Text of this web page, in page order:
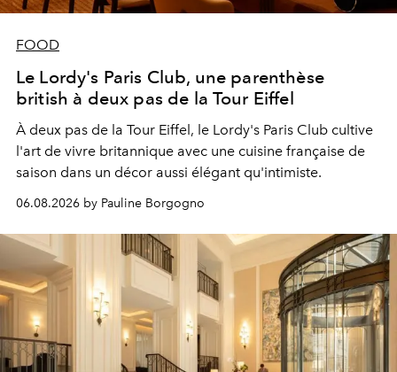
FOOD
Le Lordy's Paris Club, une parenthèse
british à deux pas de la Tour Eiffel
À deux pas de la Tour Eiffel, le Lordy's Paris Club cultive
l'art de vivre britannique avec une cuisine française de
saison dans un décor aussi élégant qu'intimiste.
06.08.2026 by Pauline Borgogno